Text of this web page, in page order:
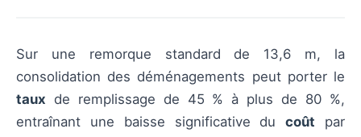
Sur une remorque standard de 13,6 m, la
consolidation des déménagements peut porter le
taux de remplissage de 45 % à plus de 80 %,
entraînant une baisse significative ducoût par